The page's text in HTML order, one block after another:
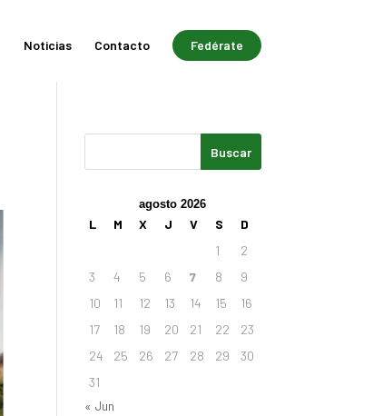
Noticias Contacto Fedérate
agosto 2026
L M X J V S
D
1
2
3
4 5 6 7 8
9
10
11 12 13 14 15
16
17
18 19 20 21 22
23
24
25 26 27 28 29
30
31
« Jun